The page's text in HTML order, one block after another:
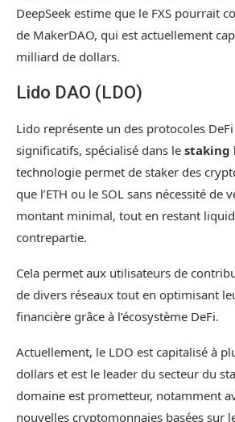
DeepSeek estime que le FXS pourrait
de MakerDAO, qui est actuellement
milliard de dollars.
Lido DAO (LDO)
Lido représente un des protocoles
significatifs, spécialisé dans le staking
technologie permet de staker des
que l’ETH ou le SOL sans nécessité de
montant minimal, tout en restant
contrepartie.
Cela permet aux utilisateurs de
de divers réseaux tout en optimisant
financière grâce à l’écosystème DeFi.
Actuellement, le LDO est capitalisé à
dollars et est le leader du secteur du
domaine est prometteur, notamment
nouvelles cryptomonnaies basées sur